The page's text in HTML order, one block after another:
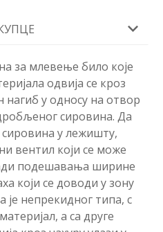
за млевење било које
одвија се кроз
нагиб у односу на отвор
сировина. Да
у лежишту,
вентил који се може
подешавања ширине
који се доводи у зону
непрекидног типа, с
а са друге